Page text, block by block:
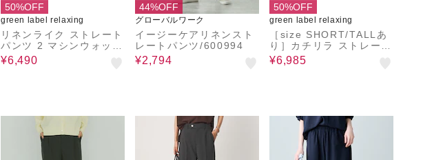
50%OFF
green label relaxing
リネンライク ストレート
パンツ 2 マシンウォッシ
ャブル 接触冷感
¥6,490
44%OFF
グローバルワーク
イージーケアリネンスト
レートパンツ/600994
¥2,794
50%OFF
green label relaxing
［size SHORT/TALLあ
り］カチリラ ストレート
パンツ ウォッシャブル
ストレッチ
¥6,985